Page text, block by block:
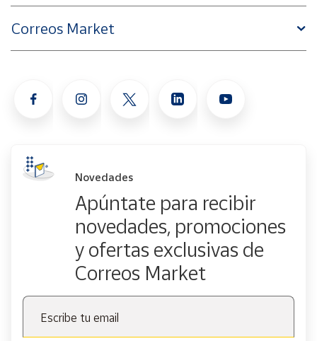
Correos Market
Novedades
Apúntate para recibir
novedades, promociones
y ofertas exclusivas de
Correos Market
Escribe tu email